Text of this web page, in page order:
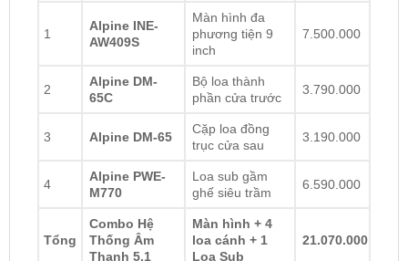
Tên sản
Phân loại sản
phẩm
Đơn giá
Alpine INE-
Màn hình đa
phương tiện 9
inch
65C
Bộ loa thành
phần cửa trước
Cặp loa đồng
trục cửa sau
Alpine PWE-
Loa sub gầm